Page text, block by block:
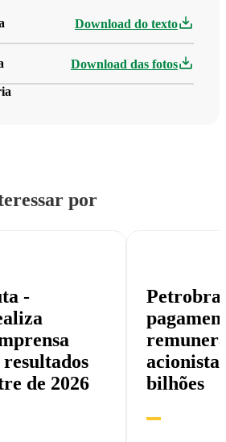
Download do texto
Download das fotos
por
-
de 2026
bilhões